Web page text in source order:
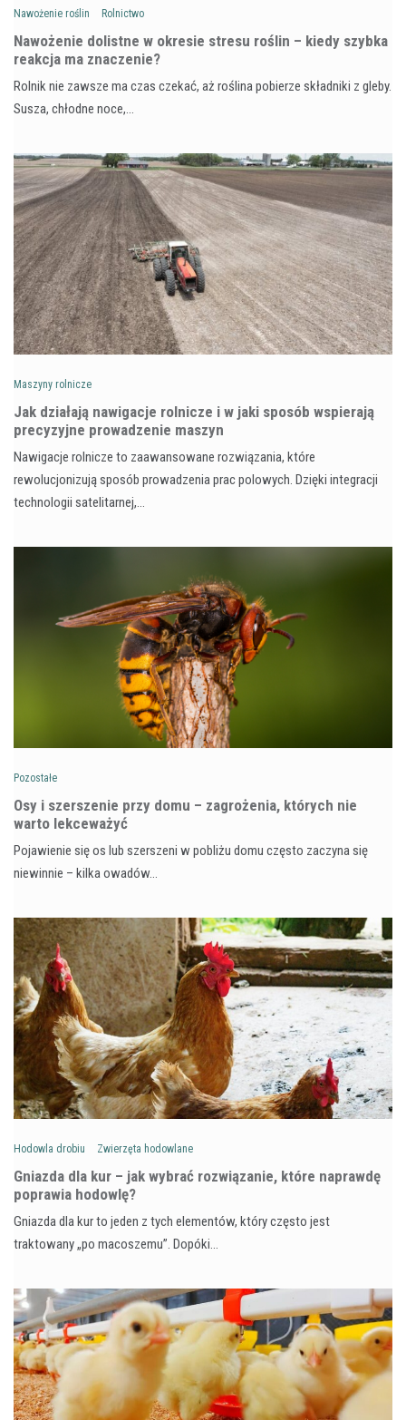
Nawożenie roślin Rolnictwo
Nawożenie dolistne w okresie stresu roślin – kiedy szybka
reakcja ma znaczenie?
Rolnik nie zawsze ma czas czekać, aż roślina pobierze składniki z gleby.
Susza, chłodne noce,…
Maszyny rolnicze
Jak działają nawigacje rolnicze i w jaki sposób wspierają
precyzyjne prowadzenie maszyn
Nawigacje rolnicze to zaawansowane rozwiązania, które
rewolucjonizują sposób prowadzenia prac polowych. Dzięki integracji
technologii satelitarnej,…
Pozostałe
Osy i szerszenie przy domu – zagrożenia, których nie
warto lekceważyć
Pojawienie się os lub szerszeni w pobliżu domu często zaczyna się
niewinnie – kilka owadów…
Hodowla drobiu Zwierzęta hodowlane
Gniazda dla kur – jak wybrać rozwiązanie, które naprawdę
poprawia hodowlę?
Gniazda dla kur to jeden z tych elementów, który często jest
traktowany „po macoszemu”. Dopóki…